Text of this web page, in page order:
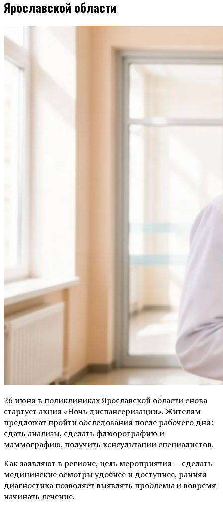
Ярославской области
26 июня в поликлиниках Ярославской области снова
стартует акция «Ночь диспансеризации». Жителям
предложат пройти обследования после рабочего дня:
сдать анализы, сделать флюорографию и
маммографию, получить консультации специалистов.
Как заявляют в регионе, цель мероприятия — сделать
медицинские осмотры удобнее и доступнее, ранняя
диагностика позволяет выявлять проблемы и вовремя
начинать лечение.